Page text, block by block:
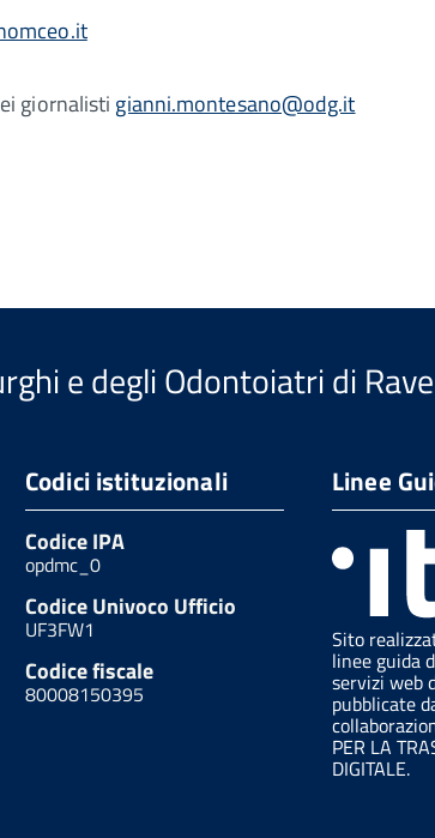
giornalisti gianni.montesano@odg.it
e degli Odontoiatri di
Codici istituzionali
Codice IPA
opdmc_0
Codice Univoco Ufficio
UF3FW1
Codice fiscale
80008150395
Linee
Sito
linee guida
servizi web
pubblicate
PER LA
DIGITALE.